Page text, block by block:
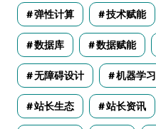
弹性计算 技术赋能
数据库 数据赋能
无障碍设计 机器学习
站长生态 站长资讯